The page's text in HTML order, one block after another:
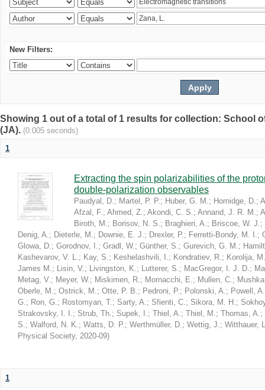
New Filters:
Showing 1 out of a total of 1 results for collection: School
(JA). (0.005 seconds)
1
Extracting the spin polarizabilities of the
double-polarization observables
Paudyal, D.; Martel, P. P.; Huber, G. M.; Hornidge, D.;
Afzal, F.; Ahmed, Z.; Akondi, C. S.; Annand, J. R. M.;
Biroth, M.; Borisov, N. S.; Braghieri, A.; Briscoe, W. J.;
Denig, A.; Dieterle, M.; Downie, E. J.; Drexler, P.; Ferretti-Bondy, M. I.;
Glowa, D.; Gorodnov, I.; Gradl, W.; Günther, S.; Gurevich, G. M.;
Kashevarov, V. L.; Kay, S.; Keshelashvili, I.; Kondratiev, R.; Korolija, M.
James M.; Lisin, V.; Livingston, K.; Lutterer, S.; MacGregor, I. J. D.;
Metag, V.; Meyer, W.; Miskimen, R.; Mornacchi, E.; Mullen, C.;
Oberle, M.; Ostrick, M.; Otte, P. B.; Pedroni, P.; Polonski, A.; Powell, A.
G.; Ron, G.; Rostomyan, T.; Sarty, A.; Sfienti, C.; Sikora, M. H.;
Strakovsky, I. I.; Strub, Th.; Supek, I.; Thiel, A.; Thiel, M.; Thomas, A.;
S.; Walford, N. K.; Watts, D. P.; Werthmüller, D.; Wettig, J.; Witthauer,
Physical Society, 2020-09)
1